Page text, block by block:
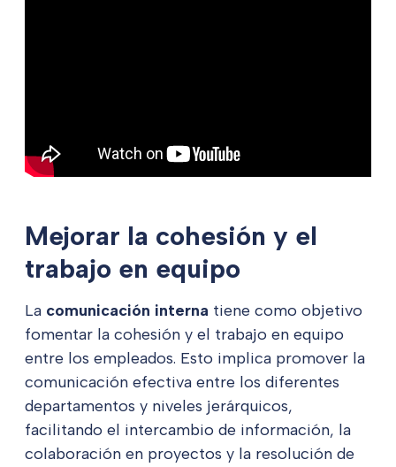
Mejorar la cohesión y el
trabajo en equipo
La comunicación interna tiene como objetivo
fomentar la cohesión y el trabajo en equipo
entre los empleados. Esto implica promover la
comunicación efectiva entre los diferentes
departamentos y niveles jerárquicos,
facilitando el intercambio de información, la
colaboración en proyectos y la resolución de